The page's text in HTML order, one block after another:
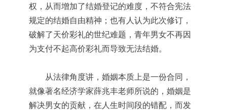
权，从而增加了结婚登记的难度，不符合宪法
规定的结婚自由精神；也有人认为此次修订，
破解了天价彩礼的世纪难题，青年男女不再因
为支付不起高价彩礼而导致无法结婚。
从法律角度讲，婚姻本质上是一份合同，
就像著名经济学家薛兆丰老师所说的，婚姻是
解决男女的贡献，在人生时间段的错配，而发